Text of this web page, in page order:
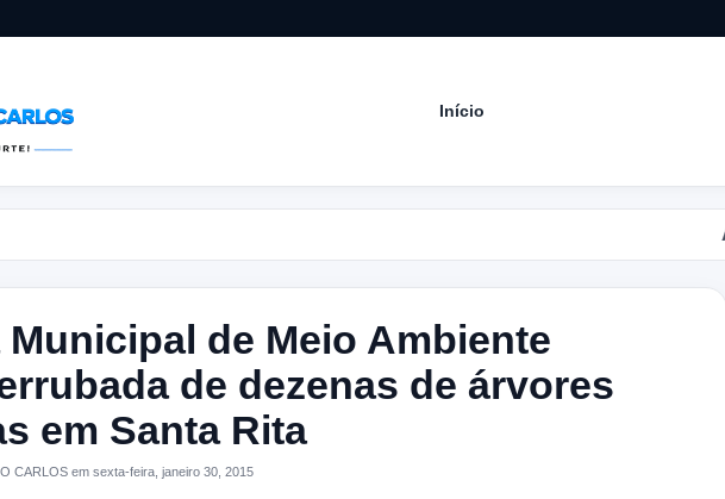
Início
de Meio Ambiente
de dezenas de árvores
em Santa Rita
CARLOS em sexta-feira, janeiro 30, 2015